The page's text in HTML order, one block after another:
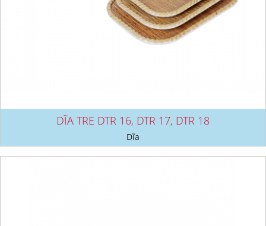
DĨA TRE DTR 16, DTR 17, DTR 18
Dĩa